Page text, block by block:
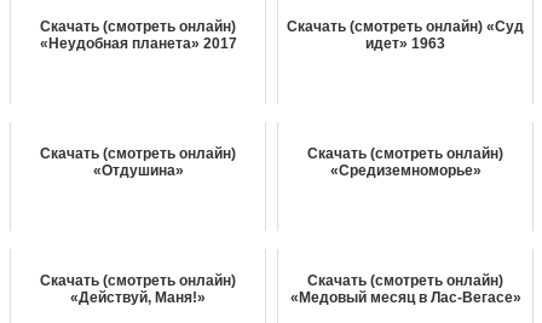
Скачать (смотреть онлайн)
«Неудобная планета» 2017
Скачать (смотреть онлайн) «Суд
идет» 1963
Скачать (смотреть онлайн)
«Отдушина»
Скачать (смотреть онлайн)
«Средиземноморье»
Скачать (смотреть онлайн)
«Действуй, Маня!»
Скачать (смотреть онлайн)
«Медовый месяц в Лас-Вегасе»